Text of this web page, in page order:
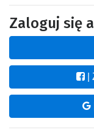
Zaloguj się